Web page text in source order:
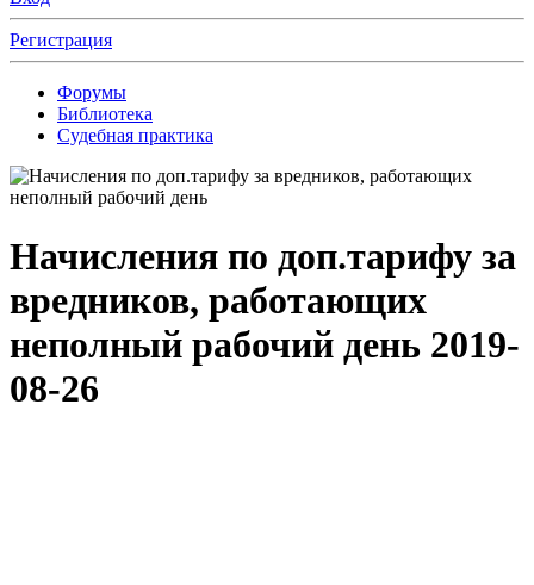
Регистрация
Форумы
Библиотека
Судебная практика
Начисления по доп.тарифу за
вредников, работающих
неполный рабочий день 2019-
08-26